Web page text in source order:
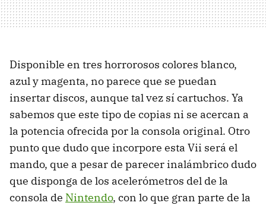
Disponible en tres horrorosos colores blanco,
azul y magenta, no parece que se puedan
insertar discos, aunque tal vez sí cartuchos. Ya
sabemos que este tipo de copias ni se acercan a
la potencia ofrecida por la consola original. Otro
punto que dudo que incorpore esta Vii será el
mando, que a pesar de parecer inalámbrico dudo
que disponga de los acelerómetros del de la
consola de Nintendo, con lo que gran parte de la